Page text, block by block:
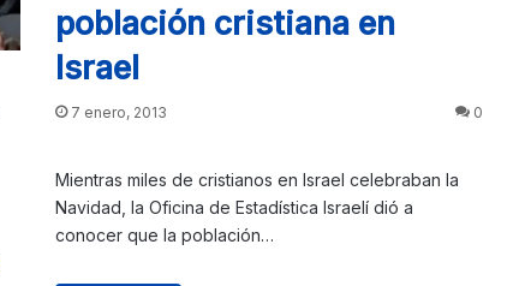
población cristiana en
Israel
7 enero, 2013 0
Mientras miles de cristianos en Israel celebraban la
Navidad, la Oficina de Estadística Israelí dió a
conocer que la población…